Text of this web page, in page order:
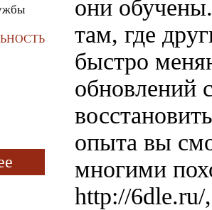
они
там, где
быстро
обновлений
опыта вы
многими
http://